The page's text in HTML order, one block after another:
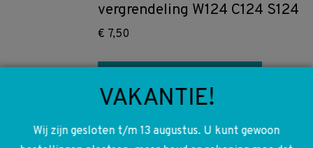
vergrendeling W124 C124 S124
€ 7,50
Zekering box deksel W124
VAKANTIE!
Wij zijn gesloten t/m 13 augustus. U kunt gewoon